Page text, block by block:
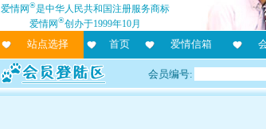
爱情网®是中华人民共和国注册服务商标
爱情网®创办于1999年10月
站点选择 首页 爱情信箱
会员编号: